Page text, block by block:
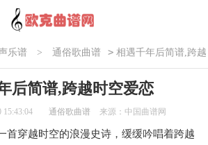
乐谱 > 通俗歌曲谱 > 相遇千年后简谱,跨越
后简谱,跨越时空爱恋
15:43:04 通俗歌曲谱 来源：中国曲谱网
首穿越时空的浪漫史诗，缓缓吟唱着跨越